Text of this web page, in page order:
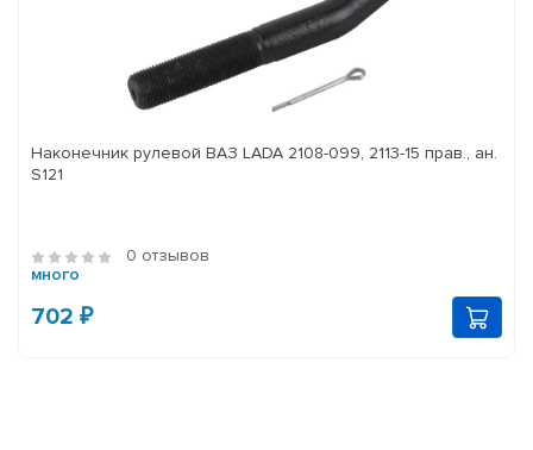
Наконечник рулевой ВАЗ LADA 2108-099, 2113-15 прав., ан.
S121
0 отзывов
много
702 ₽